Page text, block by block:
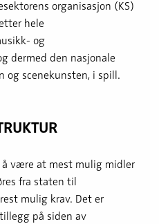
organisasjon (KS)
hele
og
dermed den nasjonale
og scenekunsten, i spill.
å være at mest mulig midler
fra staten til
mulig krav. Det er
på siden av